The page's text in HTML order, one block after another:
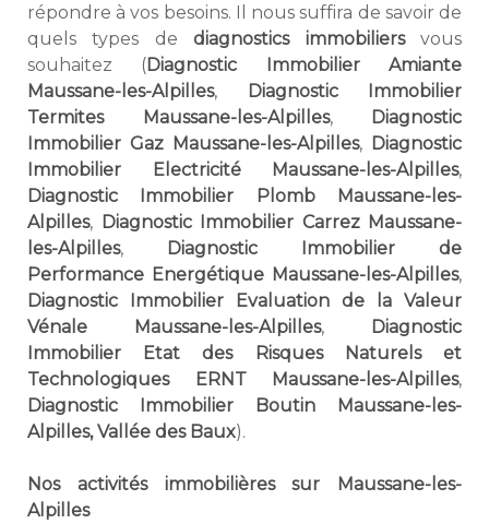
répondre à vos besoins. Il nous suffira de savoir de
quels types dediagnostics immobiliersvous
souhaitez (Diagnostic Immobilier Amiante
Maussane-les-Alpilles,
Diagnostic Immobilier
Termites Maussane-les-Alpilles,
Diagnostic
Immobilier Gaz Maussane-les-Alpilles, Diagnostic
Immobilier Electricité Maussane-les-Alpilles,
Diagnostic Immobilier Plomb Maussane-les-
Alpilles, Diagnostic Immobilier Carrez Maussane-
les-Alpilles,
Diagnostic Immobilier de
Performance Energétique Maussane-les-Alpilles,
Diagnostic Immobilier Evaluation de la Valeur
Vénale Maussane-les-Alpilles,
Diagnostic
Immobilier Etat des Risques Naturels et
Technologiques ERNT Maussane-les-Alpilles,
Diagnostic Immobilier Boutin Maussane-les-
Alpilles, Vallée des Baux).
Nos activités immobilières sur Maussane-les-
Alpilles